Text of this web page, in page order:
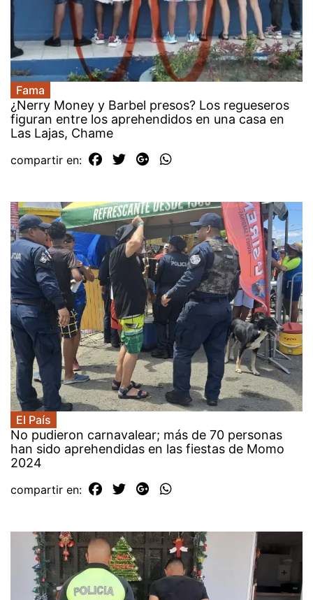
Fama
¿Nerry Money y Barbel presos? Los regueseros
figuran entre los aprehendidos en una casa en
Las Lajas, Chame
compartir en:
El País
No pudieron carnavalear; más de 70 personas
han sido aprehendidas en las fiestas de Momo
2024
compartir en: